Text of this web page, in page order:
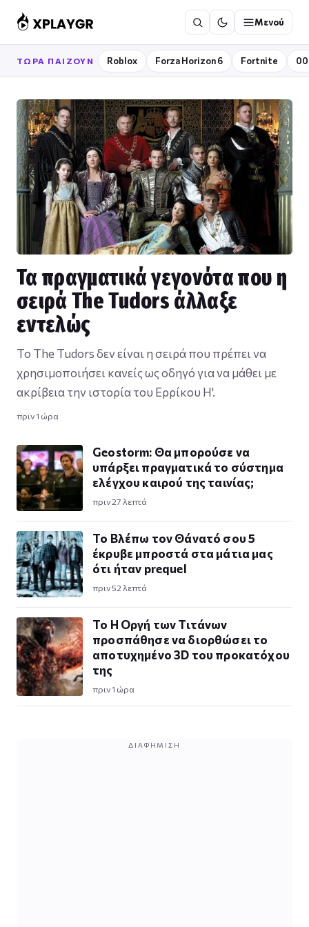
στο
περιεχόμενο
Μενού
ΤΏΡΑ ΠΑΊΖΟΥΝ Roblox Forza Horizon 6 Fortnite
Τα πραγματικά γεγονότα που η
σειρά The Tudors άλλαξε
εντελώς
Το The Tudors δεν είναι η σειρά που πρέπει να
χρησιμοποιήσει κανείς ως οδηγό για να μάθει με
ακρίβεια την ιστορία του Ερρίκου Η'.
πριν 1 ώρα
Geostorm: Θα μπορούσε να
υπάρξει πραγματικά το σύστημα
ελέγχου καιρού της ταινίας;
πριν 27 λεπτά
Το Βλέπω τον Θάνατό σου 5
έκρυβε μπροστά στα μάτια μας
ότι ήταν prequel
πριν 52 λεπτά
To Η Οργή των Τιτάνων
προσπάθησε να διορθώσει το
αποτυχημένο 3D του προκατόχου
της
πριν 1 ώρα
ΔΙΑΦΉΜΙΣΗ